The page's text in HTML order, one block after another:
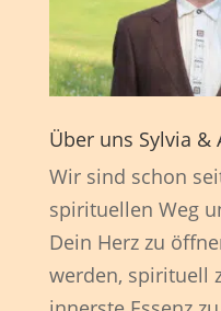
Über uns Sylvia &
Wir sind schon
spirituellen Weg
Dein Herz zu
werden, spirituell